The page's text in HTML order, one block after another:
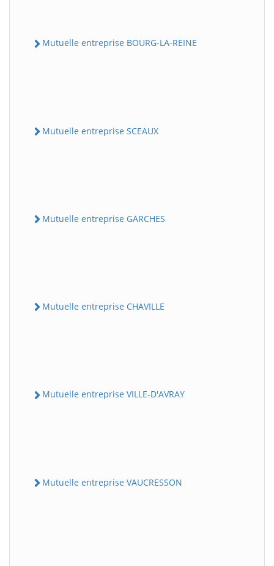
Mutuelle entreprise BOURG-LA-REINE
Mutuelle entreprise SCEAUX
Mutuelle entreprise GARCHES
Mutuelle entreprise CHAVILLE
Mutuelle entreprise VILLE-D'AVRAY
Mutuelle entreprise VAUCRESSON